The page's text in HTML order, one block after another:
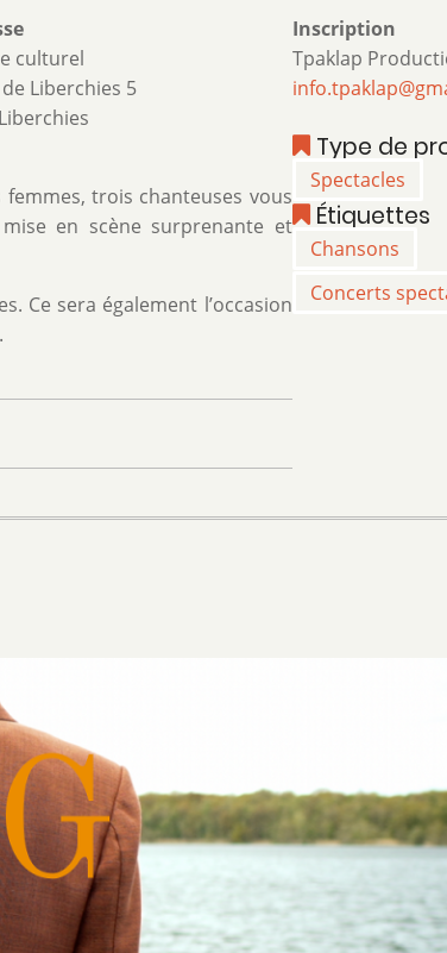
culturel
Liberchies 5
Inscription
Tpaklap
trois chanteuses vous
en scène surprenante et
Ce sera également l’occasion
Type de
Spectacles
Étiquettes
Chansons
Concerts